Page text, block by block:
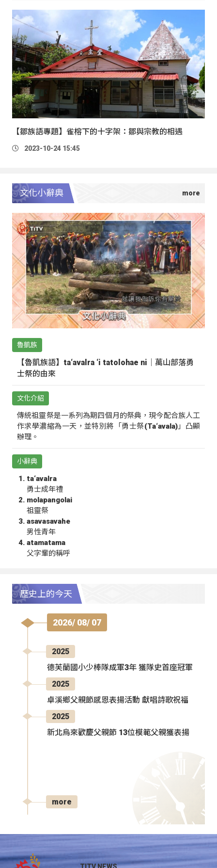
【鄒族語專題】雀榕下的十字架：鄒與宗教的相遇
2023-10-24 15:45
文化小辭典
魯凱族
【魯凱族語】ta‘avalra ‘i tatolohae ni｜萬山部落勇
士祭的由來
文化介紹
傳統祖靈祭是一系列為期四個月的祭典，現今配合族人工
作求學濃縮為一天，並特別將「勇士祭(Ta‘avala)」凸顯
辦理。
小辭典
ta‘avalra
勇士成年禮
molapangolai
祖靈祭
asavasavahe
男性青年
atamatama
父字輩的稱呼
歷史上的今天
2026/ 08/ 07
2025
德芙蘭國小少棒隊成軍3年 獲隊史首座冠軍
2025
卓溪鄉父親節感恩表揚活動 獻唱詩歌祝福
2025
新北烏來歡慶父親節 13位模範父親獲表揚
more